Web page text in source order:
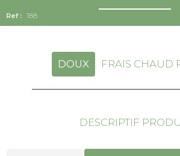
188
DOUX FRAIS CHAUD
DESCRIPTIF